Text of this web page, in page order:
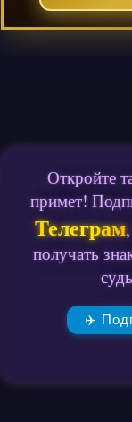
Откройте
примет!
Телеграм
получать
✈️